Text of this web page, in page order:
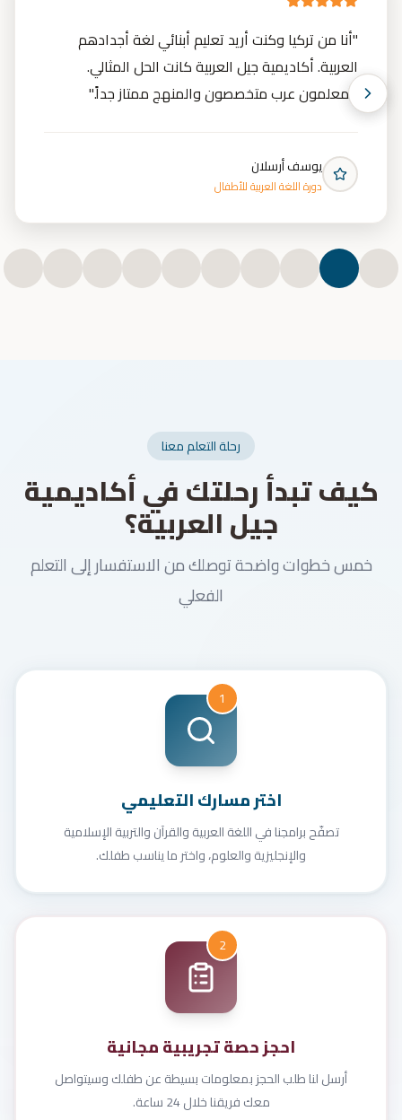
"أنا من تركيا وكنت أريد تعليم أبنائي لغة أجدادهم
العربية. أكاديمية جيل العربية كانت الحل المثالي.
المعلمون عرب متخصصون والمنهج ممتاز جداً."
يوسف أرسلان
دورة اللغة العربية للأطفال
رحلة التعلم معنا
كيف تبدأ رحلتك في أكاديمية
جيل العربية؟
خمس خطوات واضحة توصلك من الاستفسار إلى التعلم
الفعلي
1
اختر مسارك التعليمي
تصفّح برامجنا في اللغة العربية والقرآن والتربية الإسلامية
والإنجليزية والعلوم، واختر ما يناسب طفلك.
2
احجز حصة تجريبية مجانية
أرسل لنا طلب الحجز بمعلومات بسيطة عن طفلك وسيتواصل
معك فريقنا خلال 24 ساعة.